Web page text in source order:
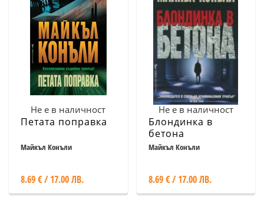
Не е в наличност
Петата поправка
Майкъл Конъли
8.69 € / 17.00 ЛВ.
Не е в наличност
Блондинка в
бетона
Майкъл Конъли
8.69 € / 17.00 ЛВ.